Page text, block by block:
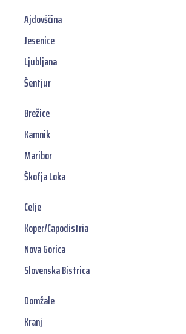
Ajdovščina
Jesenice
Ljubljana
Šentjur
Brežice
Kamnik
Maribor
Škofja Loka
Celje
Koper/Capodistria
Nova Gorica
Slovenska Bistrica
Domžale
Kranj